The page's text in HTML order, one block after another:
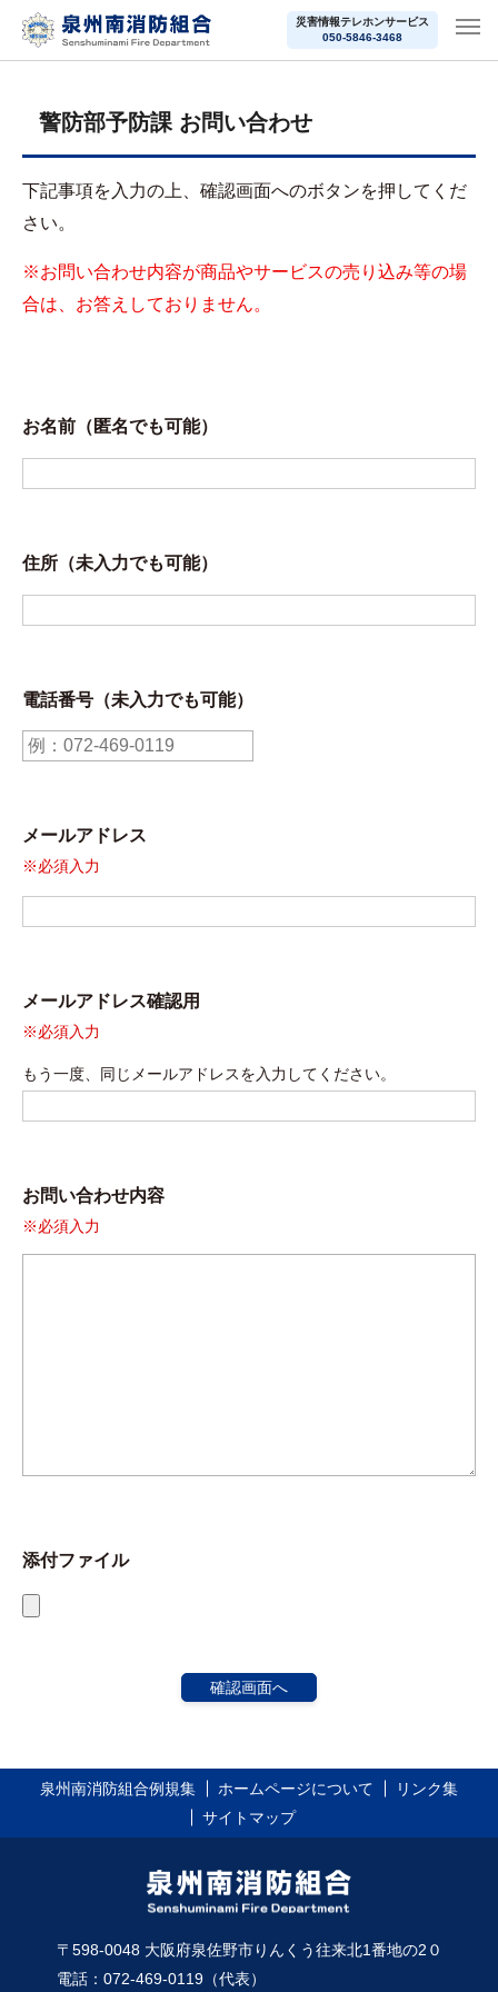
災害情報テレホンサービス
050-5846-3468
警防部予防課 お問い合わせ
下記事項を入力の上、確認画面へのボタンを押してくだ
さい。
※お問い合わせ内容が商品やサービスの売り込み等の場
合は、お答えしておりません。
お名前（匿名でも可能）
住所（未入力でも可能）
電話番号（未入力でも可能）
メールアドレス
※必須入力
メールアドレス確認用
※必須入力
もう一度、同じメールアドレスを入力してください。
お問い合わせ内容
※必須入力
添付ファイル
泉州南消防組合例規集 ホームページについて
リンク集
サイトマップ
〒598-0048 大阪府泉佐野市りんくう往来北1番地の2０
電話：072-469-0119（代表）